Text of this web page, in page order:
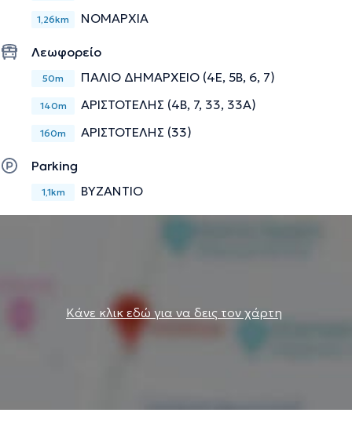
1,26km ΝΟΜΑΡΧΙΑ
Λεωφορείο
50m ΠΑΛΙΟ ΔΗΜΑΡΧΕΙΟ (4Ε, 5Β, 6, 7)
140m ΑΡΙΣΤΟΤΕΛΗΣ (4Β, 7, 33, 33Α)
160m ΑΡΙΣΤΟΤΕΛΗΣ (33)
Parking
1,1km ΒΥΖΑΝΤΙΟ
Κάνε κλικ εδώ για να δεις τον χάρτη